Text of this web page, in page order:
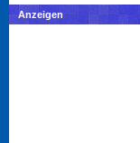
Anzeigen